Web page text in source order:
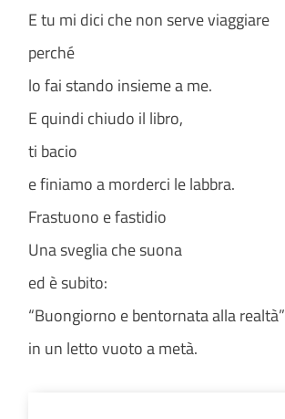
E tu mi dici che non serve viaggiare
perché
lo fai stando insieme a me.
E quindi chiudo il libro,
ti bacio
e finiamo a morderci le labbra.
Frastuono e fastidio
Una sveglia che suona
ed è subito:
“Buongiorno e bentornata alla realtà”
in un letto vuoto a metà.